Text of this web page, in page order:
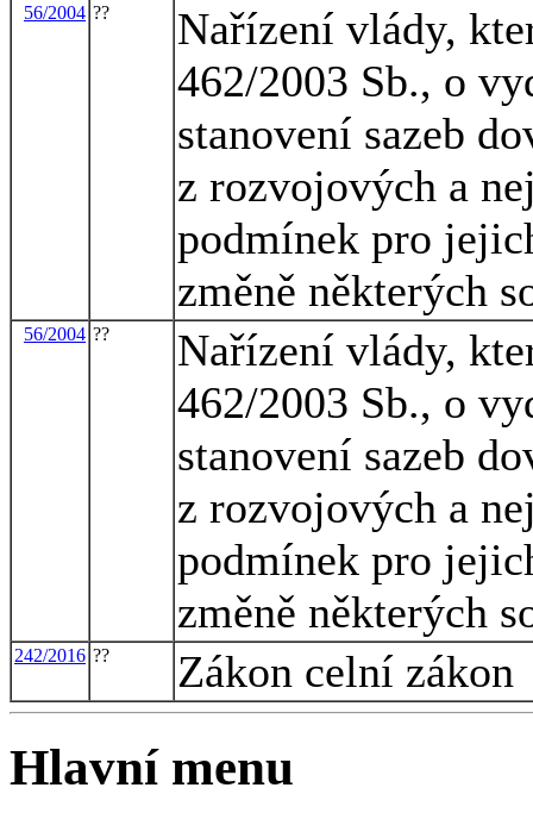
56/2004 ??
Nařízení vlády,
462/2003 Sb., o
stanovení sazeb
z rozvojových a
podmínek pro
změně některých
56/2004 ??
Nařízení vlády,
462/2003 Sb., o
stanovení sazeb
z rozvojových a
podmínek pro
změně některých
242/2016 ?? Zákon celní zákon
Hlavní menu